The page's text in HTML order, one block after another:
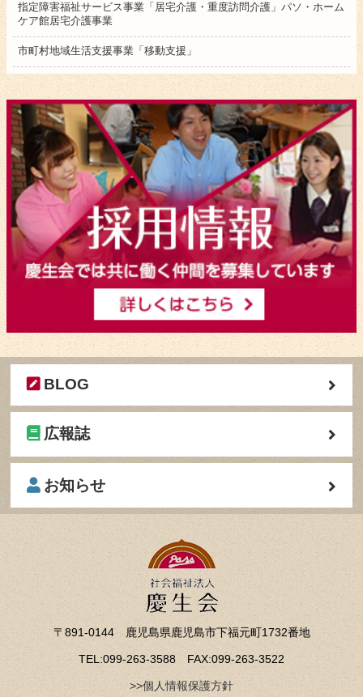
指定障害福祉サービス事業「居宅介護・重度訪問介護」パソ・ホーム
ケア館居宅介護事業
市町村地域生活支援事業「移動支援」
BLOG
広報誌
お知らせ
〒891-0144 鹿児島県鹿児島市下福元町1732番地
TEL:099-263-3588 FAX:099-263-3522
>>個人情報保護方針